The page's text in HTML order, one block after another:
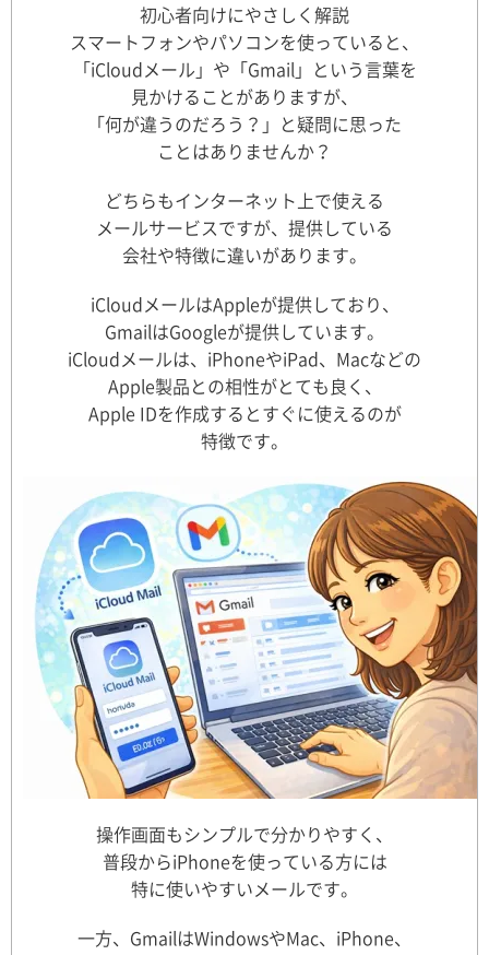
初心者向けにやさしく解説
スマートフォンやパソコンを使っていると、
「iCloudメール」や「Gmail」という言葉を
見かけることがありますが、
「何が違うのだろう？」と疑問に思った
ことはありませんか？
どちらもインターネット上で使える
メールサービスですが、提供している
会社や特徴に違いがあります。
iCloudメールはAppleが提供しており、
GmailはGoogleが提供しています。
iCloudメールは、iPhoneやiPad、Macなどの
Apple製品との相性がとても良く、
Apple IDを作成するとすぐに使えるのが
特徴です。
操作画面もシンプルで分かりやすく、
普段からiPhoneを使っている方には
特に使いやすいメールです。
一方、GmailはWindowsやMac、iPhone、